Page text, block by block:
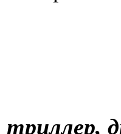
триллер,